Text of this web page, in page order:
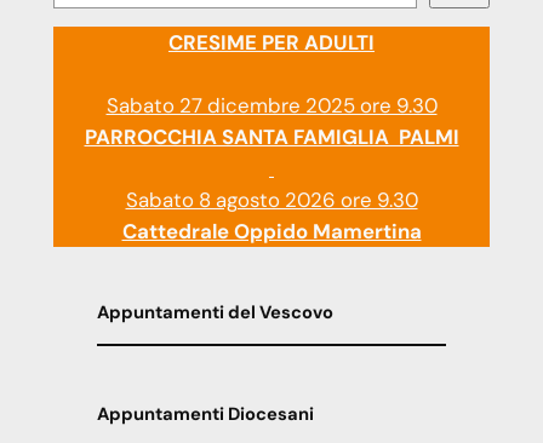
CRESIME PER ADULTI
Sabato 27 dicembre 2025 ore 9.30
PARROCCHIA SANTA FAMIGLIA PALMI
Sabato 8 agosto 2026 ore 9.30
Cattedrale Oppido Mamertina
Appuntamenti del Vescovo
Appuntamenti Diocesani